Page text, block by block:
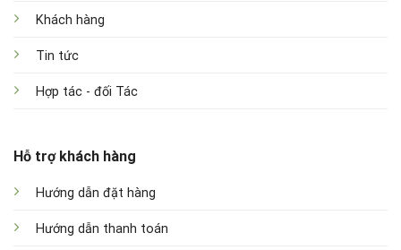
Khách hàng
Tin tức
Hợp tác - đối Tác
Hỗ trợ khách hàng
Hướng dẫn đặt hàng
Hướng dẫn thanh toán